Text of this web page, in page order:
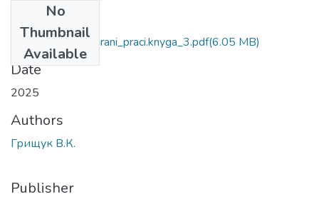
No
Thumbnail
Available
gryshchuk_v.k_vybrani_praci.knyga_3.pdf(6.05 MB)
Date
2025
Authors
Грищук В.К.
Publisher